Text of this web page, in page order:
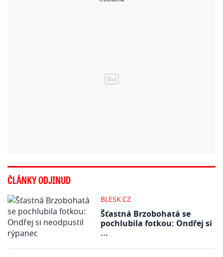
ČLÁNKY ODJINUD
BLESK.CZ
Šťastná Brzobohatá se
pochlubila fotkou: Ondřej si
...